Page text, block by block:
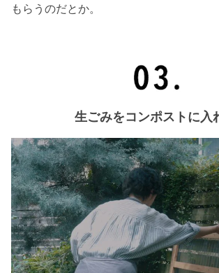
もらうのだとか。
生ごみをコンポストに入